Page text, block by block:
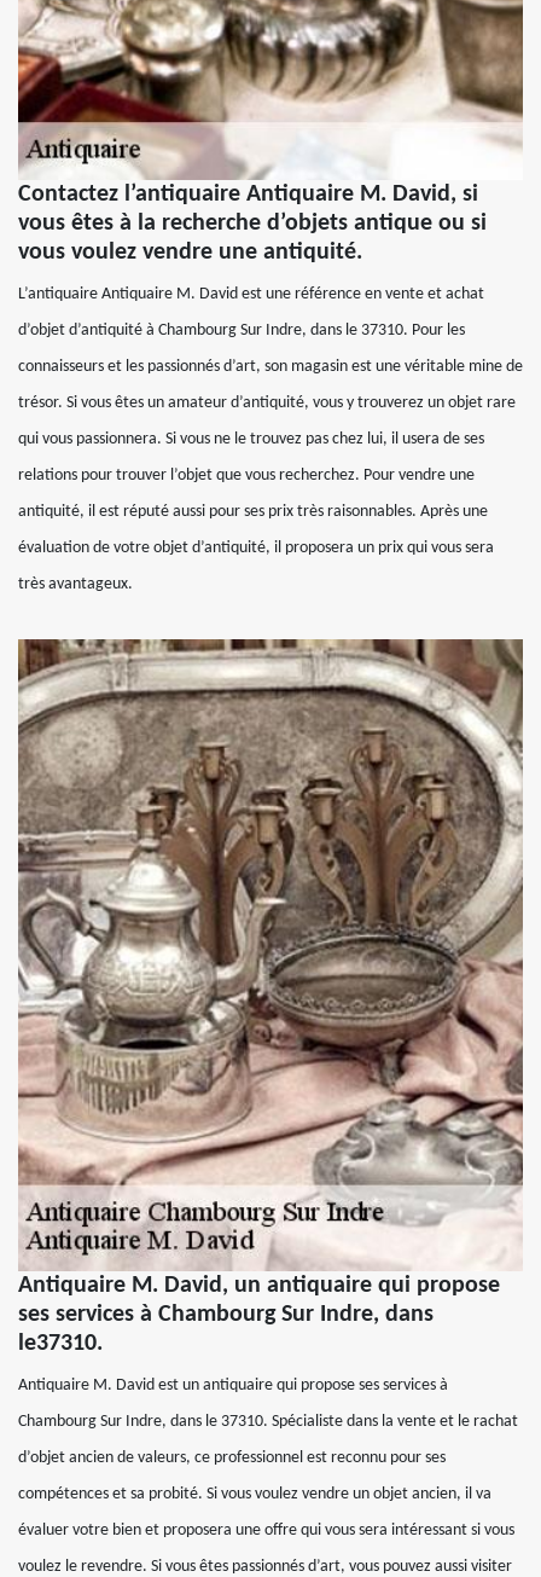
Contactez l’antiquaire Antiquaire M. David, si
vous êtes à la recherche d’objets antique ou si
vous voulez vendre une antiquité.
L’antiquaire Antiquaire M. David est une référence en vente et achat
d’objet d’antiquité à Chambourg Sur Indre, dans le 37310. Pour les
connaisseurs et les passionnés d’art, son magasin est une véritable mine de
trésor. Si vous êtes un amateur d’antiquité, vous y trouverez un objet rare
qui vous passionnera. Si vous ne le trouvez pas chez lui, il usera de ses
relations pour trouver l’objet que vous recherchez. Pour vendre une
antiquité, il est réputé aussi pour ses prix très raisonnables. Après une
évaluation de votre objet d’antiquité, il proposera un prix qui vous sera
très avantageux.
Antiquaire M. David, un antiquaire qui propose
ses services à Chambourg Sur Indre, dans
le37310.
Antiquaire M. David est un antiquaire qui propose ses services à
Chambourg Sur Indre, dans le 37310. Spécialiste dans la vente et le rachat
d’objet ancien de valeurs, ce professionnel est reconnu pour ses
compétences et sa probité. Si vous voulez vendre un objet ancien, il va
évaluer votre bien et proposera une offre qui vous sera intéressant si vous
voulez le revendre. Si vous êtes passionnés d’art, vous pouvez aussi visiter